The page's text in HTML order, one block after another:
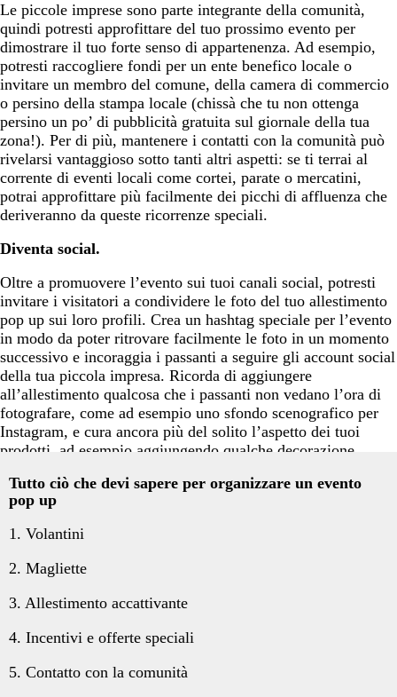
Le piccole imprese sono parte integrante della comunità,
quindi potresti approfittare del tuo prossimo evento per
dimostrare il tuo forte senso di appartenenza. Ad esempio,
potresti raccogliere fondi per un ente benefico locale o
invitare un membro del comune, della camera di commercio
o persino della stampa locale (chissà che tu non ottenga
persino un po’ di pubblicità gratuita sul giornale della tua
zona!). Per di più, mantenere i contatti con la comunità può
rivelarsi vantaggioso sotto tanti altri aspetti: se ti terrai al
corrente di eventi locali come cortei, parate o mercatini,
potrai approfittare più facilmente dei picchi di affluenza che
deriveranno da queste ricorrenze speciali.
Diventa social.
Oltre a promuovere l’evento sui tuoi canali social, potresti
invitare i visitatori a condividere le foto del tuo allestimento
pop up sui loro profili. Crea un hashtag speciale per l’evento
in modo da poter ritrovare facilmente le foto in un momento
successivo e incoraggia i passanti a seguire gli account social
della tua piccola impresa. Ricorda di aggiungere
all’allestimento qualcosa che i passanti non vedano l’ora di
fotografare, come ad esempio uno sfondo scenografico per
Instagram, e cura ancora più del solito l’aspetto dei tuoi
prodotti, ad esempio aggiungendo qualche decorazione
Tutto ciò che devi sapere per organizzare un evento
pop up
1. Volantini
2. Magliette
3. Allestimento accattivante
4. Incentivi e offerte speciali
5. Contatto con la comunità